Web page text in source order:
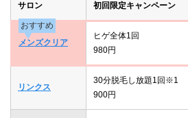
サロン 初回限定キャンペーン
おすすめ
メンズクリア
ヒゲ全体1回
980円
リンクス
30分脱毛し放題1回※1
900円